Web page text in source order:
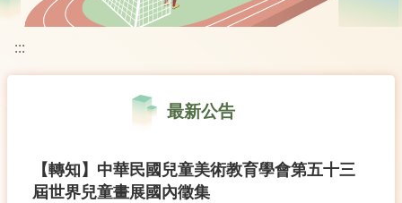
:::
最新公告
【轉知】中華民國兒童美術教育學會第五十三
屆世界兒童畫展國內徵集